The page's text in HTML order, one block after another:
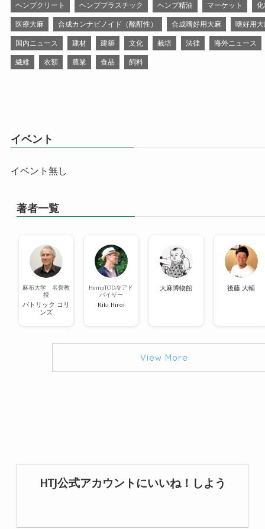
ヘンプクリート ヘンププラスチック ヘンプ精油 マーケット
医療大麻 合成カンナビノイド（酩酊性） 合成嗜好用大麻 嗜好用
国内ニュース 建材 建築 文化 栽培 法律 海外ニュース
繊維 衣類 農業 食品 飼料
イベント
イベント無し
著者一覧
麻布大学 名誉教
授
パトリック コリ
ンズ
HempTODAYアド
バイザー
Riki Hiroi
大麻博物館 後藤 大輔
View More
HTJ公式アカウントにいいね！しよう